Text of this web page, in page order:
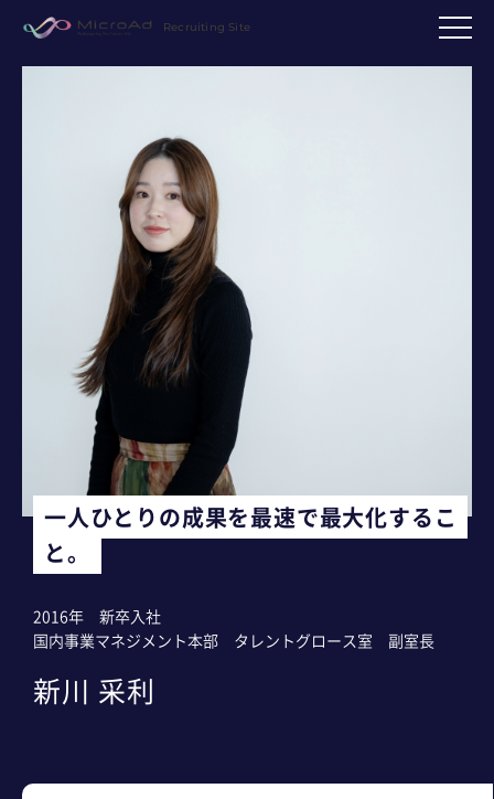
Recruiting Site
一人ひとりの成果を最速で最大化するこ
と。
2016年 新卒入社
国内事業マネジメント本部 タレントグロース室 副室長
新川 采利